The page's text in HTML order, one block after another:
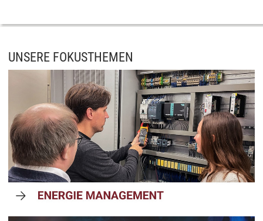
UNSERE FOKUSTHEMEN